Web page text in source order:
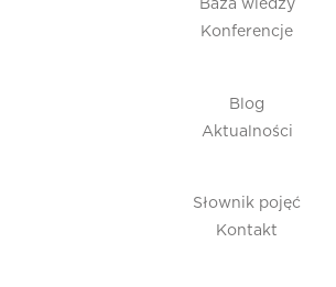
Baza wiedzy
Konferencje
Blog
Aktualności
Słownik pojęć
Kontakt